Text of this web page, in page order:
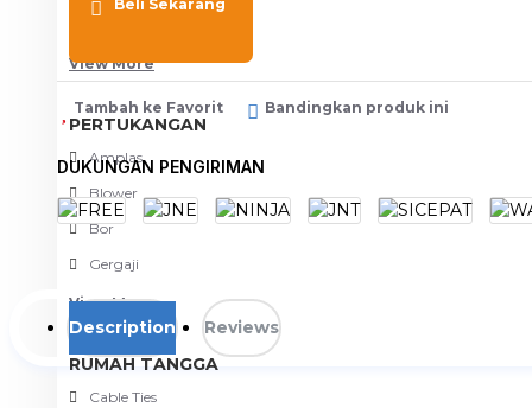
View More
PERTUKANGAN
Amplas
Blower
Bor
Gergaji
View More
RUMAH TANGGA
Cable Ties
Beli Sekarang
Tambah ke Favorit Bandingkan produk ini
DUKUNGAN PENGIRIMAN
Description Reviews